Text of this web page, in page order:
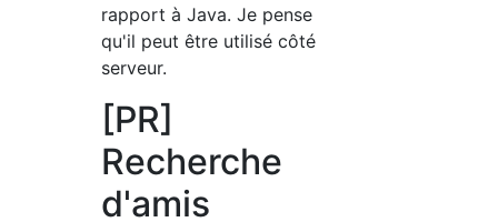
rapport à Java. Je pense
qu'il peut être utilisé côté
serveur.
[PR]
Recherche
d'amis